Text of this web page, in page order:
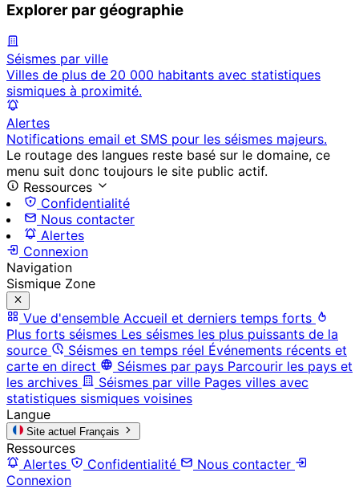
Explorer par géographie
Séismes par ville
Villes de plus de 20 000 habitants avec statistiques
sismiques à proximité.
Alertes
Notifications email et SMS pour les séismes majeurs.
Le routage des langues reste basé sur le domaine, ce
menu suit donc toujours le site public actif.
Ressources
Confidentialité
Nous contacter
Alertes
Connexion
Navigation
Sismique Zone
Vue d'ensemble Accueil et derniers temps forts
Plus forts séismes Les séismes les plus puissants de la
source
Séismes en temps réel Événements récents et
carte en direct
Séismes par pays Parcourir les pays et
les archives
Séismes par ville Pages villes avec
statistiques sismiques voisines
Langue
Site actuel Français
Ressources
Alertes
Confidentialité
Nous contacter
Connexion